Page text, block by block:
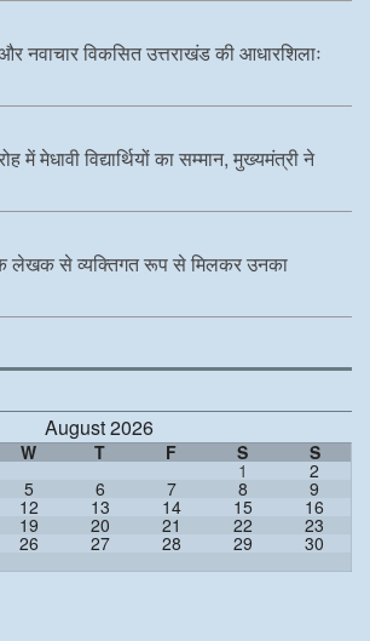
और नवाचार विकसित उत्तराखंड की आधारशिलाः
में मेधावी विद्यार्थियों का सम्मान, मुख्यमंत्री ने
लेखक से व्यक्तिगत रूप से मिलकर उनका
August 2026
W T F S S
1 2
5 6 7 8 9
12 13 14 15 16
19 20 21 22 23
26 27 28 29 30